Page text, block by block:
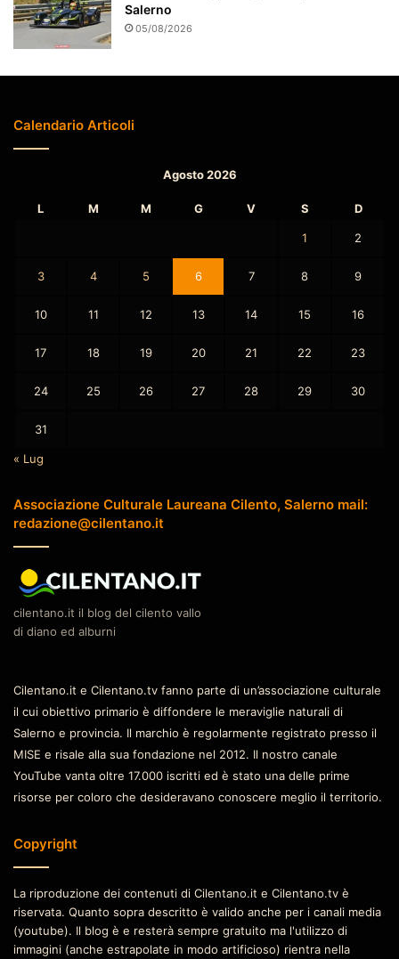
Salerno
05/08/2026
Calendario Articoli
Agosto 2026
L M M G V S D
1 2
3 4 5 6 7 8 9
10 11 12 13 14 15 16
17 18 19 20 21 22 23
24 25 26 27 28 29 30
31
« Lug
Associazione Culturale Laureana Cilento, Salerno mail:
redazione@cilentano.it
cilentano.it il blog del cilento vallo
di diano ed alburni
Cilentano.it e Cilentano.tv fanno parte di un’associazione culturale
il cui obiettivo primario è diffondere le meraviglie naturali di
Salerno e provincia. Il marchio è regolarmente registrato presso il
MISE e risale alla sua fondazione nel 2012. Il nostro canale
YouTube vanta oltre 17.000 iscritti ed è stato una delle prime
risorse per coloro che desideravano conoscere meglio il territorio.
Copyright
La riproduzione dei contenuti di Cilentano.it e Cilentano.tv è
riservata. Quanto sopra descritto è valido anche per i canali media
(youtube). Il blog è e resterà sempre gratuito ma l'utilizzo di
immagini (anche estrapolate in modo artificioso) rientra nella